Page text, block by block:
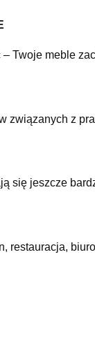
Twoje meble
związanych z
się jeszcze
restauracja,